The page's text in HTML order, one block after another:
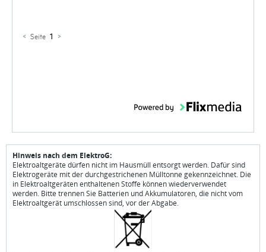
< Seite 1 >
Hinweis nach dem ElektroG:
Elektroaltgeräte dürfen nicht im Hausmüll entsorgt werden. Dafür sind
Elektrogeräte mit der durchgestrichenen Mülltonne gekennzeichnet. Die
in Elektroaltgeräten enthaltenen Stoffe können wiederverwendet
werden. Bitte trennen Sie Batterien und Akkumulatoren, die nicht vom
Elektroaltgerät umschlossen sind, vor der Abgabe.